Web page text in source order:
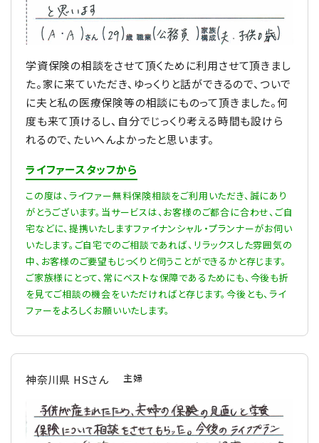
学資保険の相談をさせて頂くために利用させて頂きまし
た。家に来ていただき、ゆっくりと話ができるので、ついで
に夫と私の医療保険等の相談にものって頂きました。何
度も来て頂けるし、自分でじっくり考える時間も設けら
れるので、たいへんよかったと思います。
ライファースタッフから
この度は、ライファー無料保険相談をご利用いただき、誠にあり
がとうございます。当サービスは、お客様のご都合に合わせ、ご自
宅などに、提携いたしますファイナンシャル・プランナーがお伺い
いたします。ご自宅でのご相談であれば、リラックスした雰囲気の
中、お客様のご要望もじっくりと伺うことができるかと存じます。
ご家族様にとって、常にベストな保障であるためにも、今後も折
を見てご相談の機会をいただければと存じます。今後とも、ライ
ファーをよろしくお願いいたします。
神奈川県 HSさん 主婦